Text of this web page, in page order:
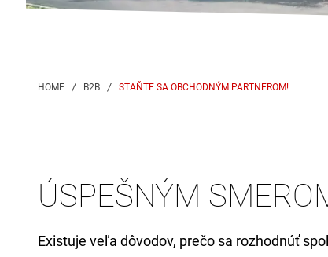
STAŇTE SA OBCHODNÝM PARTNEROM!
ÚSPEŠNÝM
Existuje veľa dôvodov, prečo sa rozhodnúť